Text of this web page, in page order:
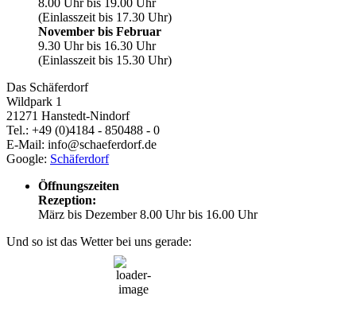
(Einlasszeit bis 17.30 Uhr)
November bis Februar
9.30 Uhr bis 16.30 Uhr
(Einlasszeit bis 15.30 Uhr)
Das Schäferdorf
Wildpark 1
21271 Hanstedt-Nindorf
Tel.: +49 (0)4184 - 850488 - 0
E-Mail: info@schaeferdorf.de
Google: Schäferdorf
Öffnungszeiten
Rezeption:
März bis Dezember 8.00 Uhr bis 16.00 Uhr
Und so ist das Wetter bei uns gerade:
7. August, 2026
14°C